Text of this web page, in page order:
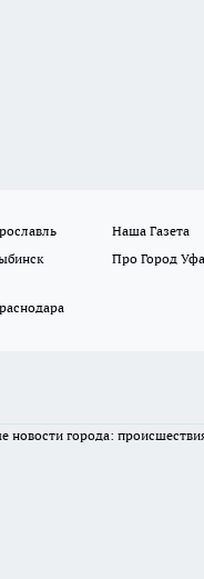
Наша Газета
Про Город Уфа
города: